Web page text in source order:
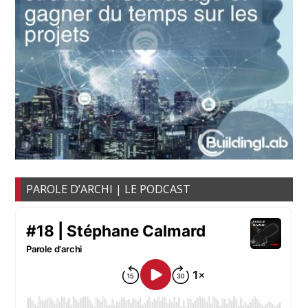
PAROLE D’ARCHI | LE PODCAST